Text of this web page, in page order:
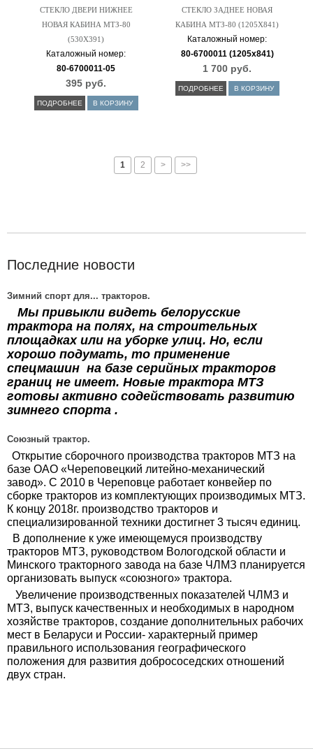
СТЕКЛО ДВЕРИ НИЖНЕЕ
НОВАЯ КАБИНА МТЗ-80
(530Х391)
Каталожный номер:
80-6700011-05
395 руб.
ПОДРОБНЕЕ В КОРЗИНУ
СТЕКЛО ЗАДНЕЕ НОВАЯ
КАБИНА МТЗ-80 (1205Х841)
Каталожный номер:
80-6700011 (1205х841)
1 700 руб.
ПОДРОБНЕЕ В КОРЗИНУ
1 2 > >>
Последние новости
Зимний спорт для... тракторов.
Мы привыкли видеть белорусские
трактора на полях, на строительных
площадках или на уборке улиц. Но, если
хорошо подумать, то применение
спецмашин на базе серийных тракторов
границ не имеет. Новые трактора МТЗ
готовы активно содействовать развитию
зимнего спорта .
Союзный трактор.
Открытие сборочного производства тракторов МТЗ на
базе ОАО «Череповецкий литейно-механический
завод». С 2010 в Череповце работает конвейер по
сборке тракторов из комплектующих производимых МТЗ.
К концу 2018г. производство тракторов и
специализированной техники достигнет 3 тысяч единиц.
В дополнение к уже имеющемуся производству
тракторов МТЗ, руководством Вологодской области и
Минского тракторного завода на базе ЧЛМЗ планируется
организовать выпуск «союзного» трактора.
Увеличение производственных показателей ЧЛМЗ и
МТЗ, выпуск качественных и необходимых в народном
хозяйстве тракторов, создание дополнительных рабочих
мест в Беларуси и России- характерный пример
правильного использования географического
положения для развития добрососедских отношений
двух стран.